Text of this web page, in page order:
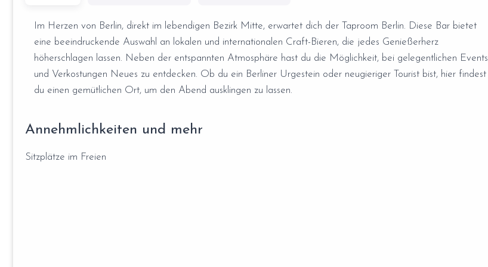
Im Herzen von Berlin, direkt im lebendigen Bezirk Mitte, erwartet dich der Taproom Berlin. Diese Bar bietet
eine beeindruckende Auswahl an lokalen und internationalen Craft-Bieren, die jedes Genießerherz
höherschlagen lassen. Neben der entspannten Atmosphäre hast du die Möglichkeit, bei gelegentlichen Events
und Verkostungen Neues zu entdecken. Ob du ein Berliner Urgestein oder neugieriger Tourist bist, hier findest
du einen gemütlichen Ort, um den Abend ausklingen zu lassen.
Annehmlichkeiten und mehr
Sitzplätze im Freien